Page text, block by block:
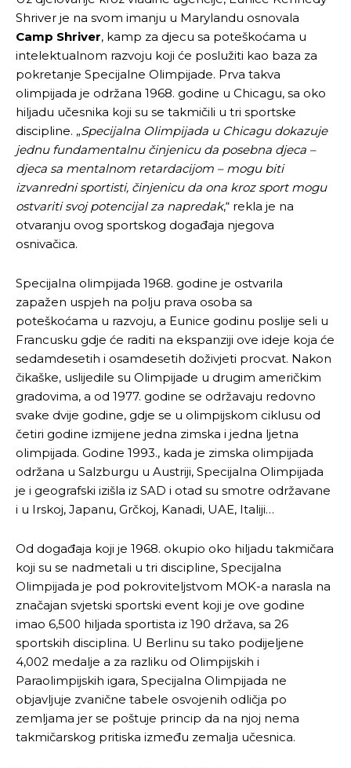
Shriver je na svom imanju u Marylandu osnovala
Camp Shriver, kamp za djecu sa poteškoćama u
intelektualnom razvoju koji će poslužiti kao baza za
pokretanje Specijalne Olimpijade. Prva takva
olimpijada je održana 1968. godine u Chicagu, sa oko
hiljadu učesnika koji su se takmičili u tri sportske
discipline. „Specijalna Olimpijada u Chicagu dokazuje
jednu fundamentalnu činjenicu da posebna djeca –
djeca sa mentalnom retardacijom – mogu biti
izvanredni sportisti, činjenicu da ona kroz sport mogu
ostvariti svoj potencijal za napredak,“ rekla je na
otvaranju ovog sportskog događaja njegova
osnivačica.
Specijalna olimpijada 1968. godine je ostvarila
zapažen uspjeh na polju prava osoba sa
poteškoćama u razvoju, a Eunice godinu poslije seli u
Francusku gdje će raditi na ekspanziji ove ideje koja će
sedamdesetih i osamdesetih doživjeti procvat. Nakon
čikaške, uslijedile su Olimpijade u drugim američkim
gradovima, a od 1977. godine se održavaju redovno
svake dvije godine, gdje se u olimpijskom ciklusu od
četiri godine izmijene jedna zimska i jedna ljetna
olimpijada. Godine 1993., kada je zimska olimpijada
održana u Salzburgu u Austriji, Specijalna Olimpijada
je i geografski izišla iz SAD i otad su smotre održavane
i u Irskoj, Japanu, Grčkoj, Kanadi, UAE, Italiji…
Od događaja koji je 1968. okupio oko hiljadu takmičara
koji su se nadmetali u tri discipline, Specijalna
Olimpijada je pod pokroviteljstvom MOK-a narasla na
značajan svjetski sportski event koji je ove godine
imao 6,500 hiljada sportista iz 190 država, sa 26
sportskih disciplina. U Berlinu su tako podijeljene
4,002 medalje a za razliku od Olimpijskih i
Paraolimpijskih igara, Specijalna Olimpijada ne
objavljuje zvanične tabele osvojenih odličja po
zemljama jer se poštuje princip da na njoj nema
takmičarskog pritiska između zemalja učesnica.